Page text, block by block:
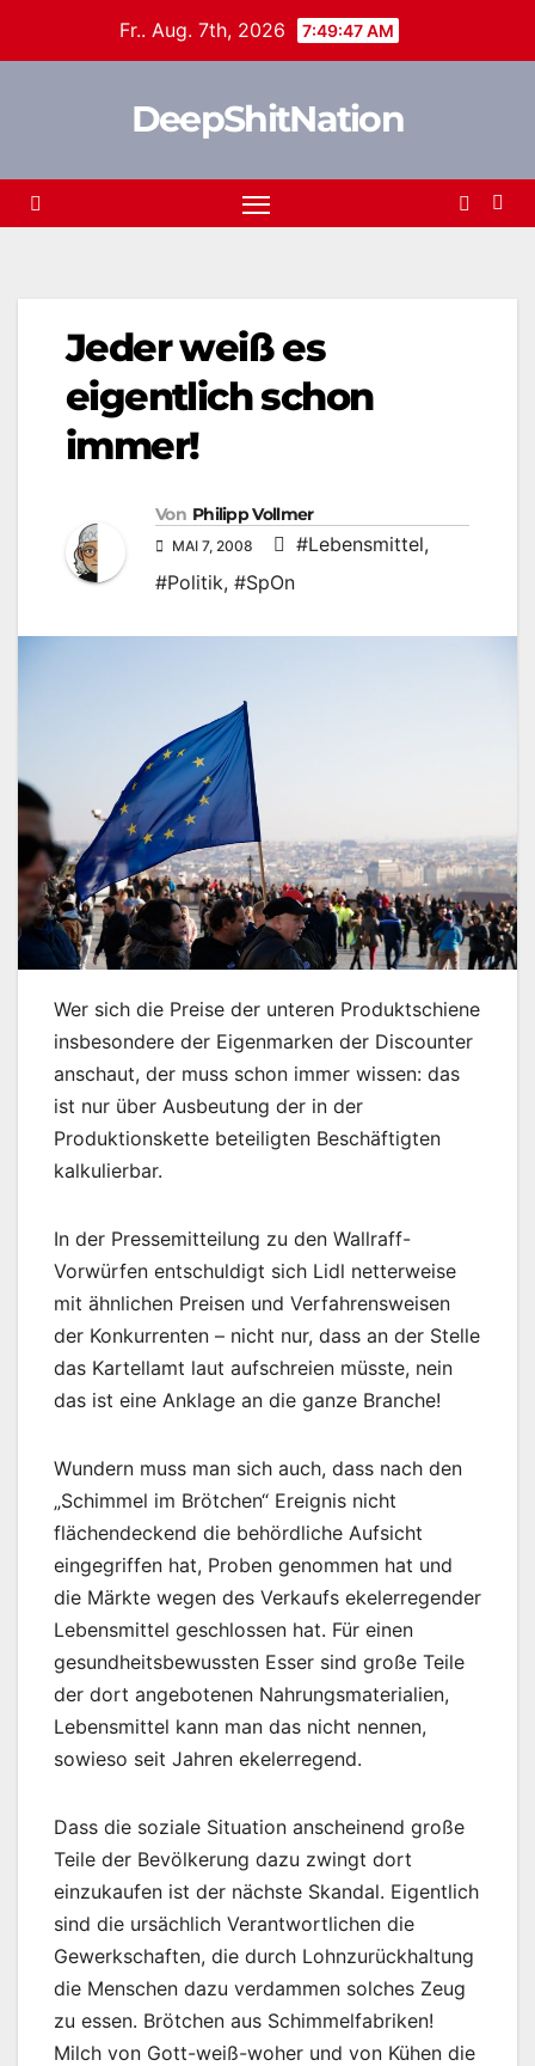
Fr.. Aug. 7th, 2026 7:49:47 AM
DeepShitNation
Jeder weiß es
eigentlich schon
immer!
Von Philipp Vollmer
MAI 7, 2008 #Lebensmittel,
#Politik, #SpOn
Wer sich die Preise der unteren Produktschiene
insbesondere der Eigenmarken der Discounter
anschaut, der muss schon immer wissen: das
ist nur über Ausbeutung der in der
Produktionskette beteiligten Beschäftigten
kalkulierbar.
In der Pressemitteilung zu den Wallraff-
Vorwürfen entschuldigt sich Lidl netterweise
mit ähnlichen Preisen und Verfahrensweisen
der Konkurrenten – nicht nur, dass an der Stelle
das Kartellamt laut aufschreien müsste, nein
das ist eine Anklage an die ganze Branche!
Wundern muss man sich auch, dass nach den
„Schimmel im Brötchen“ Ereignis nicht
flächendeckend die behördliche Aufsicht
eingegriffen hat, Proben genommen hat und
die Märkte wegen des Verkaufs ekelerregender
Lebensmittel geschlossen hat. Für einen
gesundheitsbewussten Esser sind große Teile
der dort angebotenen Nahrungsmaterialien,
Lebensmittel kann man das nicht nennen,
sowieso seit Jahren ekelerregend.
Dass die soziale Situation anscheinend große
Teile der Bevölkerung dazu zwingt dort
einzukaufen ist der nächste Skandal. Eigentlich
sind die ursächlich Verantwortlichen die
Gewerkschaften, die durch Lohnzurückhaltung
die Menschen dazu verdammen solches Zeug
zu essen. Brötchen aus Schimmelfabriken!
Milch von Gott-weiß-woher und von Kühen die